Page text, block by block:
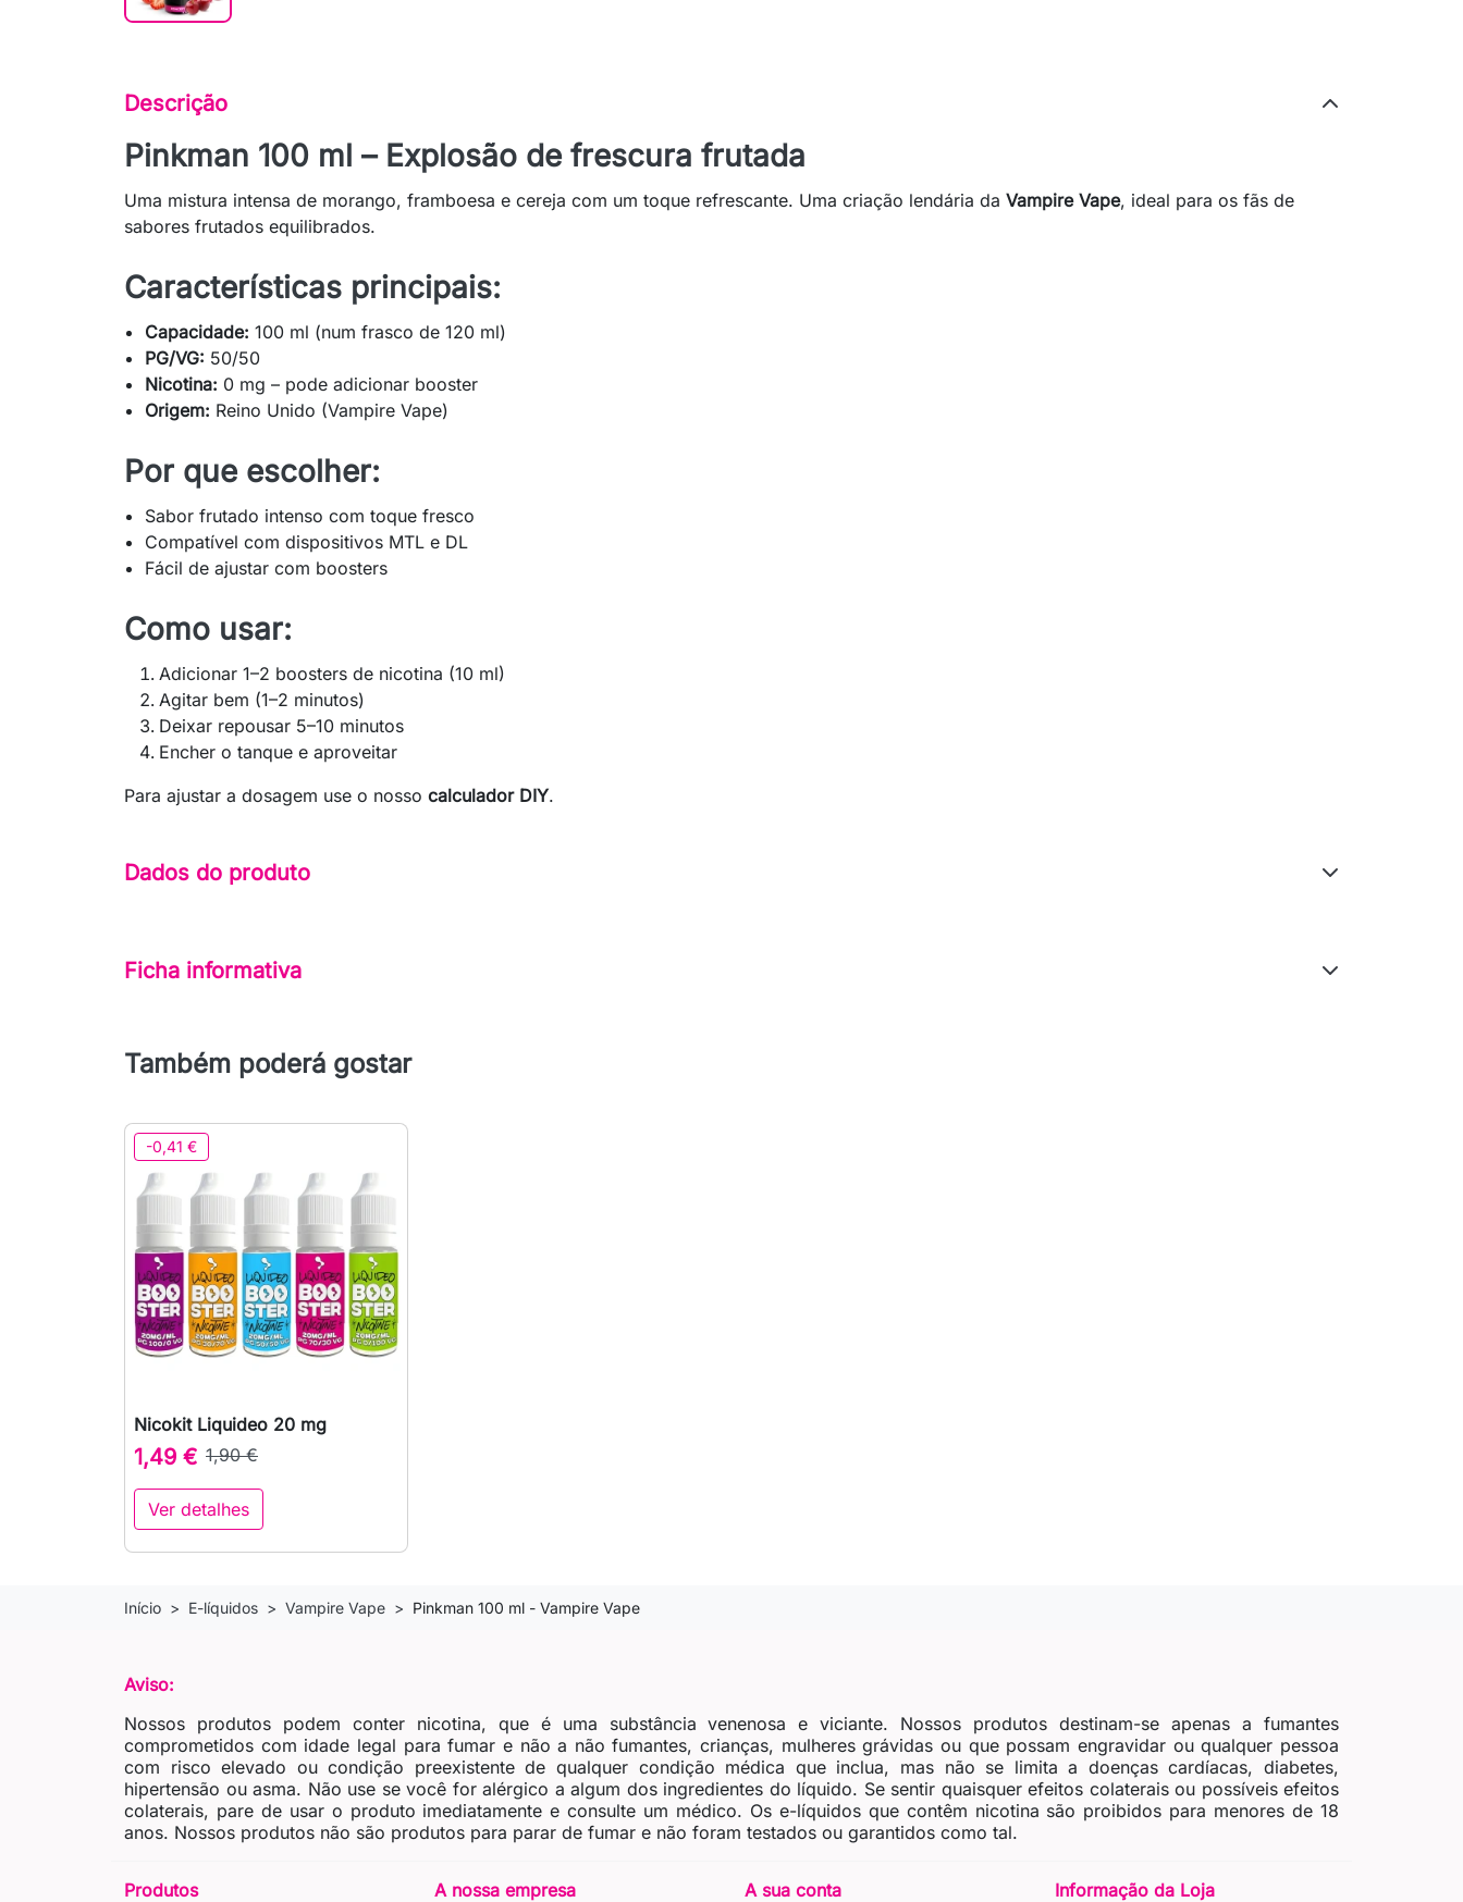
Descrição
Pinkman 100 ml – Explosão de frescura frutada
Uma mistura intensa de morango, framboesa e cereja com um toque refrescante. Uma criação lendária da Vampire Vape, ideal para os fãs de
sabores frutados equilibrados.
Características principais:
Capacidade: 100 ml (num frasco de 120 ml)
PG/VG: 50/50
Nicotina: 0 mg – pode adicionar booster
Origem: Reino Unido (Vampire Vape)
Por que escolher:
Sabor frutado intenso com toque fresco
Compatível com dispositivos MTL e DL
Fácil de ajustar com boosters
Como usar:
Adicionar 1–2 boosters de nicotina (10 ml)
Agitar bem (1–2 minutos)
Deixar repousar 5–10 minutos
Encher o tanque e aproveitar
Para ajustar a dosagem use o nosso calculador DIY.
Dados do produto
Ficha informativa
Também poderá gostar
-0,41 €
 Vista rápida
Nicokit Liquideo 20 mg
1,49 € 1,90 €
Ver detalhes
Início E-líquidos Vampire Vape Pinkman 100 ml - Vampire Vape
Aviso:
Nossos produtos podem conter nicotina, que é uma substância venenosa e viciante. Nossos produtos destinam-se apenas a fumantes
comprometidos com idade legal para fumar e não a não fumantes, crianças, mulheres grávidas ou que possam engravidar ou qualquer pessoa
com risco elevado ou condição preexistente de qualquer condição médica que inclua, mas não se limita a doenças cardíacas, diabetes,
hipertensão ou asma. Não use se você for alérgico a algum dos ingredientes do líquido. Se sentir quaisquer efeitos colaterais ou possíveis efeitos
colaterais, pare de usar o produto imediatamente e consulte um médico. Os e-líquidos que contêm nicotina são proibidos para menores de 18
anos. Nossos produtos não são produtos para parar de fumar e não foram testados ou garantidos como tal.
Produtos A nossa empresa A sua conta Informação da Loja